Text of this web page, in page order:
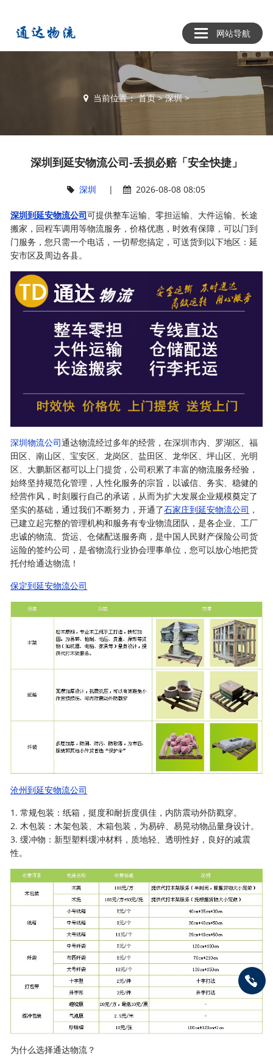
网站导航
当前位置：首页>深圳>
深圳到延安物流公司-丢损必赔「安全快捷」
深圳 | 2026-08-08 08:05
深圳到延安物流公司可提供整车运输、零担运输、大件运输、长途
搬家，回程车调用等物流服务，价格优惠，时效有保障，可以门到
门服务，您只需一个电话，一切帮您搞定，可送货到以下地区：延
安市区及周边各县。
深圳物流公司通达物流经过多年的经营，在深圳市内、罗湖区、福
田区、南山区、宝安区、龙岗区、盐田区、龙华区、坪山区、光明
区、大鹏新区都可以上门提货，公司积累了丰富的物流服务经验，
始终坚持规范化管理，人性化服务的宗旨，以诚信、务实、稳健的
经营作风，时刻履行自己的承诺，从而为扩大发展企业规模奠定了
坚实的基础，通过我们不断努力，开通了石家庄到延安物流公司 ，
已建立起完整的管理机构和服务有专业物流团队，是各企业、工厂
忠诚的物流、货运、仓储配送服务商，是中国人民财产保险公司货
运险的签约公司，是省物流行业协会理事单位，您可以放心地把货
托付给通达物流！
保定到延安物流公司
沧州到延安物流公司
1. 常规包装：纸箱，挺度和耐折度俱佳，内防震动外防戳穿。
2. 木包装：木架包装、木箱包装，为易碎、易晃动物品量身设计。
3. 缓冲物：新型塑料缓冲材料，质地轻、透明性好，良好的减震
性。
为什么选择通达物流？